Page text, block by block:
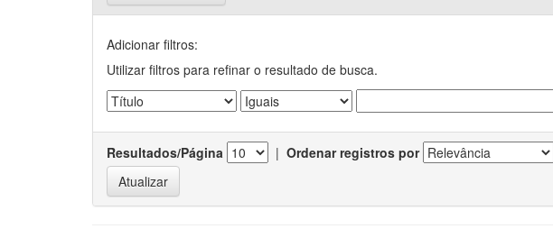
Adicionar filtros:
Utilizar filtros para refinar o resultado de busca.
Resultados/Página | Ordenar registros por